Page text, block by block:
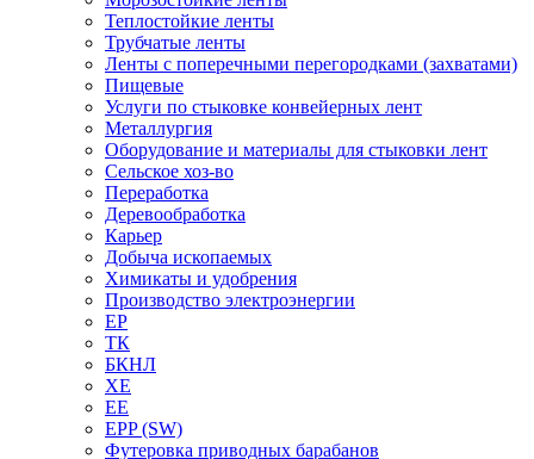
Теплостойкие ленты
Трубчатые ленты
Ленты с поперечными перегородками (захватами)
Пищевые
Услуги по стыковке конвейерных лент
Металлургия
Оборудование и материалы для стыковки лент
Сельское хоз-во
Переработка
Деревообработка
Карьер
Добыча ископаемых
Химикаты и удобрения
Производство электроэнергии
EP
ТК
БКНЛ
XE
EE
EPP (SW)
Футеровка приводных барабанов